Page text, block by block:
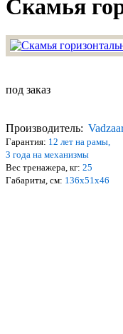
Скамья
под заказ
Производитель:
Гарантия: 12 лет на рамы,
3 года на механизмы
Вес тренажера, кг: 25
Габариты, см: 136х51х46